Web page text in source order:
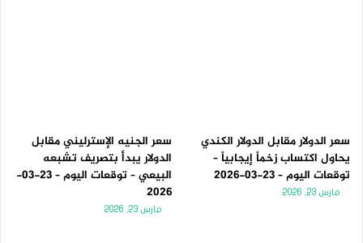
سعر الدولار مقابل الدولار الكندي
يحاول اكتساب زخماً إيجابياً –
توقعات اليوم – 23-03-2026
مارس 23, 2026
سعر الجنيه الإسترليني مقابل
الدولار يبدأ بتصريف تشبعه
البيعي – توقعات اليوم – 23-03-
2026
مارس 23, 2026